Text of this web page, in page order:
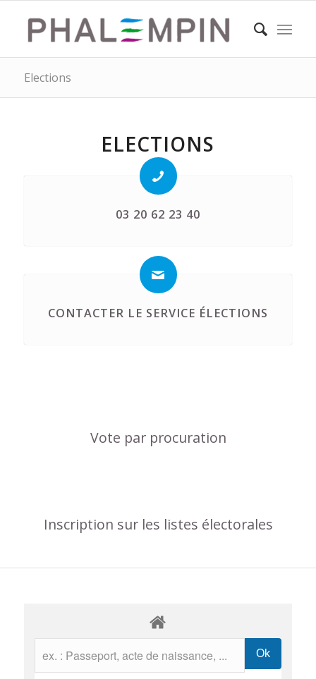
Elections
ELECTIONS
03 20 62 23 40
CONTACTER LE SERVICE ÉLECTIONS
Vote par procuration
Inscription sur les listes électorales